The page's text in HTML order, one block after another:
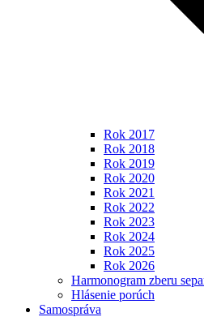
Rok 2017
Rok 2018
Rok 2019
Rok 2020
Rok 2021
Rok 2022
Rok 2023
Rok 2024
Rok 2025
Rok 2026
Harmonogram zberu
Hlásenie porúch
Samospráva